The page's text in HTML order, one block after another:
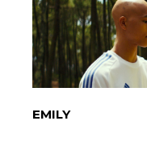
EMILY